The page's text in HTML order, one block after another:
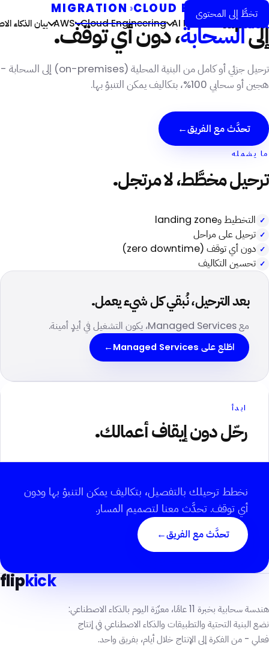
تخطَّ إلى المحتوى
flipkick
AI Forward
Cloud Engineering
AWS بيان الذكاء
CLOUD ENGINEERING
›
MIGRATION
إلىالسحابة، دون أي توقف.
ترحيل جزئي أو كامل من البنية المحلية (on-premises) إلى السحابة -
هجين أو سحابي 100%، بتكاليف يمكن التنبؤ بها.
تحدَّث مع الفريق→
ما يشمله
ترحيل مخطَّط، لا مرتجل.
التخطيط وlanding zone
ترحيل على مراحل
دون أي توقف (zero downtime)
تحسين التكاليف
بعد الترحيل، نُبقي كل شيء يعمل.
مع Managed Services، يكون التشغيل في أيدٍ أمينة.
اطّلع على Managed Services →
ابدأ
رحّل دون إيقاف أعمالك.
نخطط ترحيلك بالتفصيل، بتكاليف يمكن التنبؤ بها ودون
أي توقف. تحدَّث معنا لتصميم المسار.
تحدَّث مع الفريق→
flipkick
هندسة سحابية بخبرة 11 عامًا، معزّزة اليوم بالذكاء الاصطناعي:
نضع البنية التحتية والتطبيقات والذكاء الاصطناعي في إنتاج
فعلي - من الفكرة إلى الإنتاج خلال أيام، بفريق واحد.